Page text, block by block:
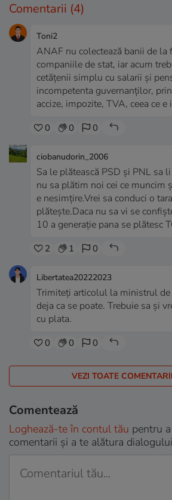
Comentarii (4)
Toni2
ANAF nu colectează banii de la
companiile de stat, iar acum
cetățenii simplu cu salarii și
incompetenta guvernanților,
accize, impozite, TVA, ceea ce
0 0 0
ciobanudorin_2006
Sa le plătească PSD și PNL sa
nu sa plătim noi cei ce muncim
e nesimțire.Vrei sa conduci o
plătește.Daca nu sa vi se
10 a generație pana se plătesc
2 1 0
Libertatea20222023
Trimiteți articolul la ministrul
deja ca se poate. Trebuie sa și
cu plata.
0 0 0
VEZI TOATE
Comentează
Loghează-te în contul tău pentru
comentarii și a te alătura